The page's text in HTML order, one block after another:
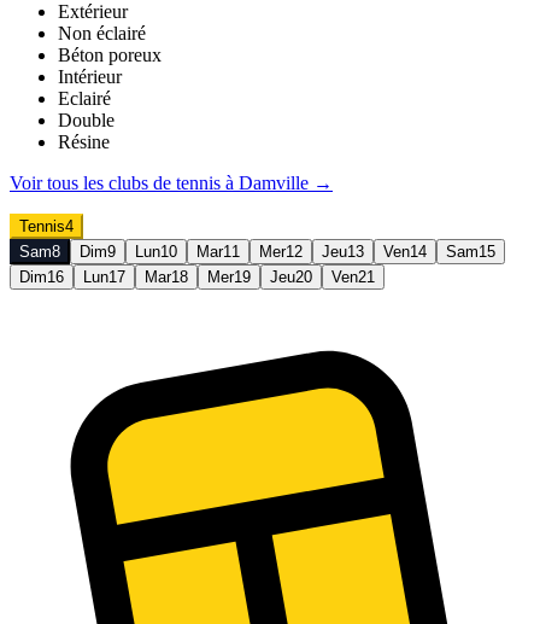
Extérieur
Non éclairé
Béton poreux
Intérieur
Eclairé
Double
Résine
Voir tous les clubs de tennis à Damville →
Tennis4
Sam8 Dim9 Lun10 Mar11 Mer12 Jeu13 Ven14 Sam15
Dim16 Lun17 Mar18 Mer19 Jeu20 Ven21